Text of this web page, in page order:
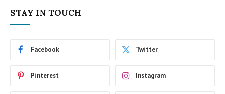
STAY IN TOUCH
Facebook Twitter
Pinterest Instagram